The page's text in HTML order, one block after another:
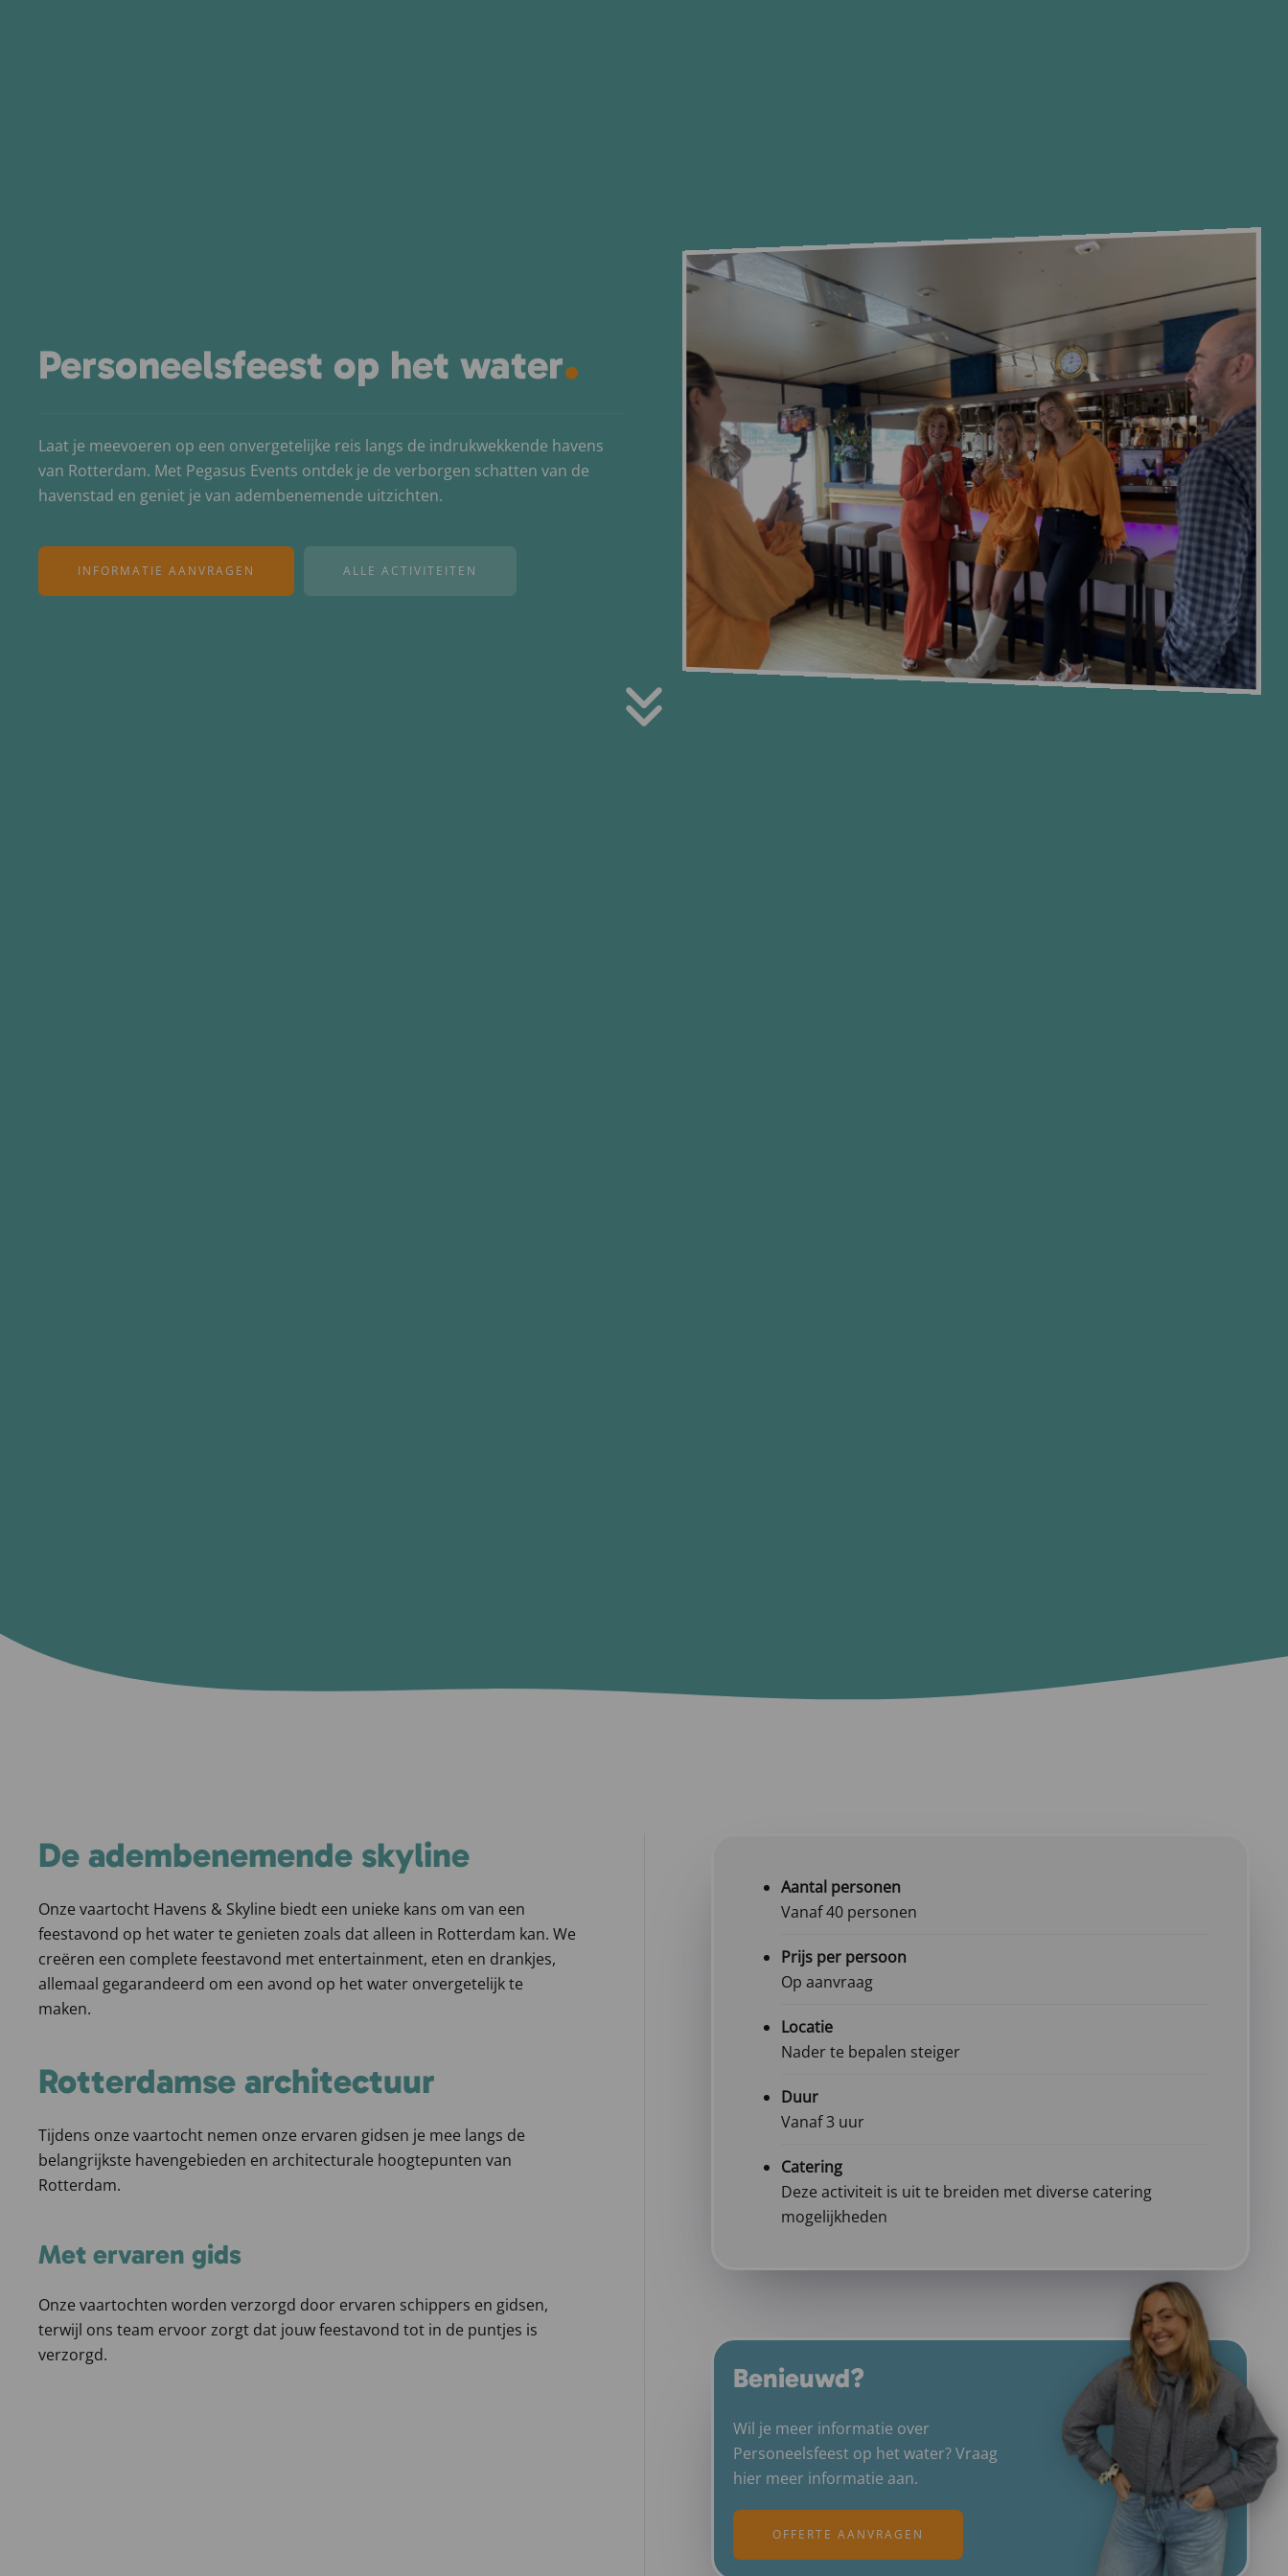
Personeelsfeest op het water.
Laat je meevoeren op een onvergetelijke reis langs de indrukwekkende havens
van Rotterdam. Met Pegasus Events ontdek je de verborgen schatten van de
havenstad en geniet je van adembenemende uitzichten.
INFORMATIE AANVRAGEN ALLE ACTIVITEITEN
De adembenemende skyline
Onze vaartocht Havens & Skyline biedt een unieke kans om van een
feestavond op het water te genieten zoals dat alleen in Rotterdam kan. We
creëren een complete feestavond met entertainment, eten en drankjes,
allemaal gegarandeerd om een avond op het water onvergetelijk te
maken.
Rotterdamse architectuur
Tijdens onze vaartocht nemen onze ervaren gidsen je mee langs de
belangrijkste havengebieden en architecturale hoogtepunten van
Rotterdam.
Met ervaren gids
Onze vaartochten worden verzorgd door ervaren schippers en gidsen,
terwijl ons team ervoor zorgt dat jouw feestavond tot in de puntjes is
verzorgd.
Aantal personen
Vanaf 40 personen
Prijs per persoon
Op aanvraag
Locatie
Nader te bepalen steiger
Duur
Vanaf 3 uur
Catering
Deze activiteit is uit te breiden met diverse catering
mogelijkheden
Benieuwd?
Wil je meer informatie over
Personeelsfeest op het water? Vraag
hier meer informatie aan.
OFFERTE AANVRAGEN